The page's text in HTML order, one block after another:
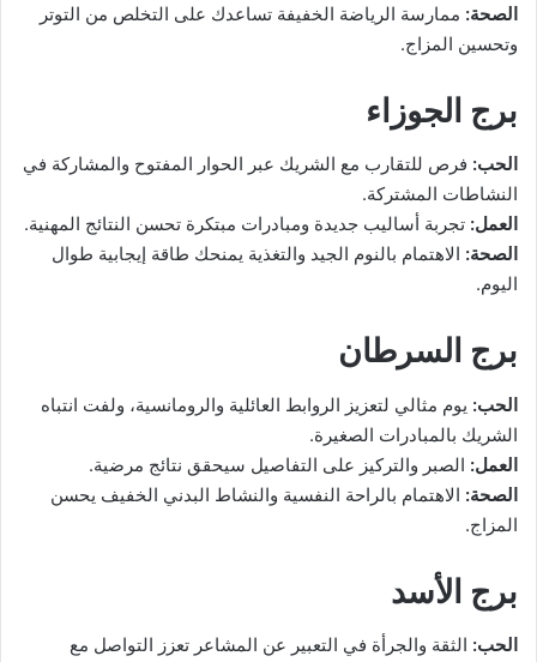
الصحة: ممارسة الرياضة الخفيفة تساعدك على التخلص من التوتر
وتحسين المزاج.
برج الجوزاء
الحب: فرص للتقارب مع الشريك عبر الحوار المفتوح والمشاركة في
النشاطات المشتركة.
العمل: تجربة أساليب جديدة ومبادرات مبتكرة تحسن النتائج المهنية.
الصحة: الاهتمام بالنوم الجيد والتغذية يمنحك طاقة إيجابية طوال
اليوم.
برج السرطان
الحب: يوم مثالي لتعزيز الروابط العائلية والرومانسية، ولفت انتباه
الشريك بالمبادرات الصغيرة.
العمل: الصبر والتركيز على التفاصيل سيحقق نتائج مرضية.
الصحة: الاهتمام بالراحة النفسية والنشاط البدني الخفيف يحسن
المزاج.
برج الأسد
الحب: الثقة والجرأة في التعبير عن المشاعر تعزز التواصل مع